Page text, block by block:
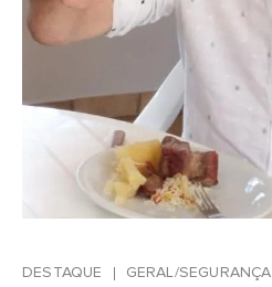
DESTAQUE GERAL/SEGURANÇA